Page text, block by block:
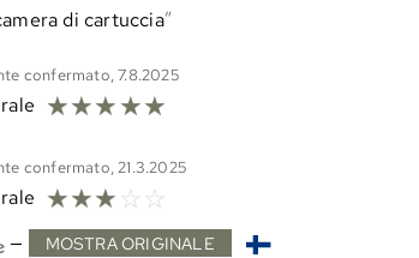
di cartuccia
confermato, 7.8.2025
☆☆☆☆☆
confermato, 21.3.2025
☆☆☆☆ ☆
— MOSTRA ORIGINALE